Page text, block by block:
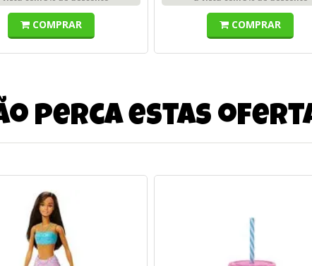
COMPRAR COMPRAR
perca estas